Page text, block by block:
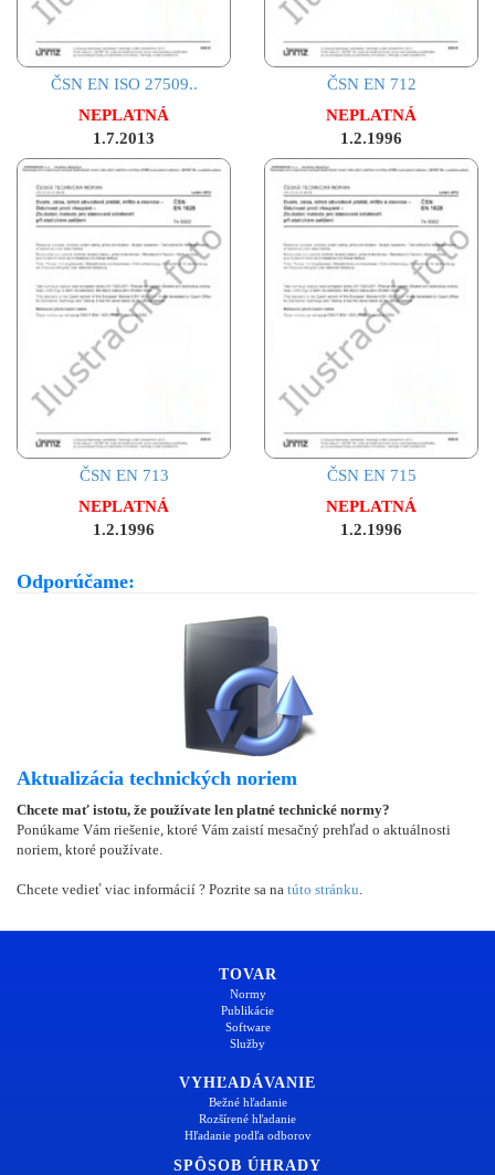
ČSN EN ISO 27509..
NEPLATNÁ
1.7.2013
ČSN EN 712
NEPLATNÁ
1.2.1996
ČSN EN 713
NEPLATNÁ
1.2.1996
ČSN EN 715
NEPLATNÁ
1.2.1996
Odporúčame:
Aktualizácia technických noriem
Chcete mať istotu, že používate len platné technické normy?
Ponúkame Vám riešenie, ktoré Vám zaistí mesačný prehľad o aktuálnosti
noriem, ktoré používate.
Chcete vedieť viac informácií ? Pozrite sa na túto stránku
TOVAR
Normy
Publikácie
Software
Služby
VYHĽADÁVANIE
Bežné hľadanie
Rozšírené hľadanie
Hľadanie podľa odborov
SPÔSOB ÚHRADY